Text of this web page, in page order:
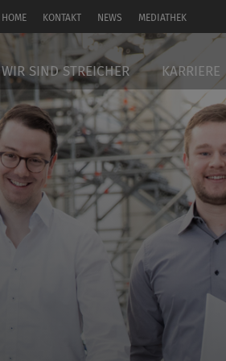
HOME KONTAKT NEWS MEDIATHEK
WIR SIND STREICHER KARRIERE